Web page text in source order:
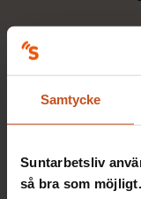
Samtycke
Suntarbetsliv
så bra som möjligt.
Seminariet
arbetsgivaren ska
medarbetare har
finnas mycket
justera arbetslivet